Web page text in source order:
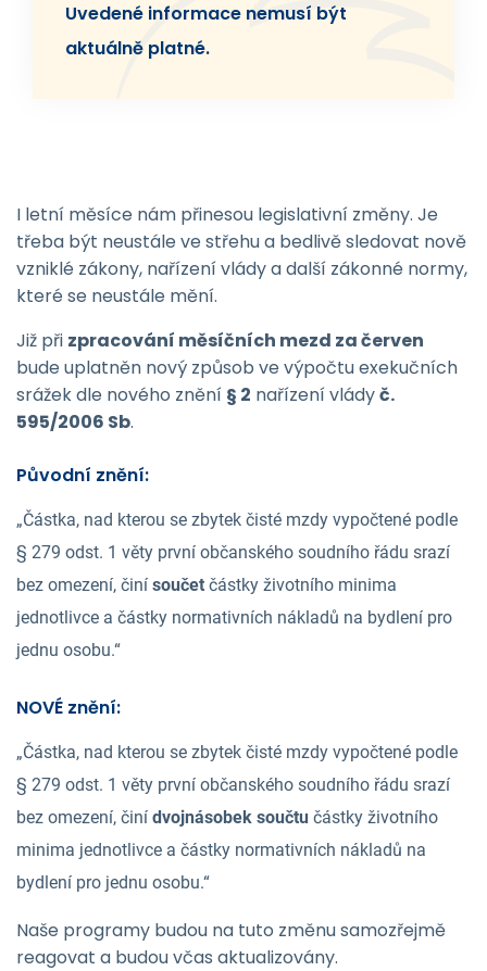
Uvedené informace nemusí být
aktuálně platné.
I letní měsíce nám přinesou legislativní změny. Je
třeba být neustále ve střehu a bedlivě sledovat nově
vzniklé zákony, nařízení vlády a další zákonné normy,
které se neustále mění.
Již při zpracování měsíčních mezd za červen
bude uplatněn nový způsob ve výpočtu exekučních
srážek dle nového znění § 2 nařízení vládyč.
595/2006 Sb.
Původní znění:
„Částka, nad kterou se zbytek čisté mzdy vypočtené podle
§ 279 odst. 1 věty první občanského soudního řádu srazí
bez omezení, činí součet částky životního minima
jednotlivce a částky normativních nákladů na bydlení pro
jednu osobu.“
NOVÉ znění:
„Částka, nad kterou se zbytek čisté mzdy vypočtené podle
§ 279 odst. 1 věty první občanského soudního řádu srazí
bez omezení, činí dvojnásobek součtu částky životního
minima jednotlivce a částky normativních nákladů na
bydlení pro jednu osobu.“
Naše programy budou na tuto změnu samozřejmě
reagovat a budou včas aktualizovány.